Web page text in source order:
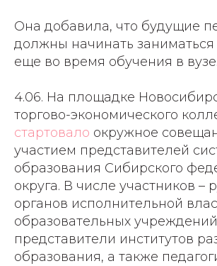
Она добавила, что будущие
должны начинать заниматься
еще во время обучения в вузе.
4.06. На площадке
торгово-экономического
стартовало окружное
участием представителей
образования Сибирского
округа. В числе участников –
органов исполнительной
образовательных
представители институтов
образования, а также